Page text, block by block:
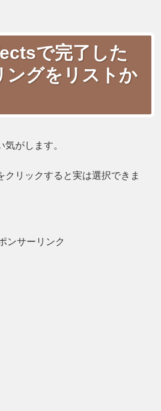
で完了した
ングをリストか
がします。
クリックすると実は選択できま
ンサーリンク